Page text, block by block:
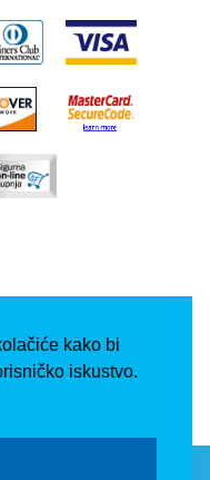
kako bi
iskustvo.